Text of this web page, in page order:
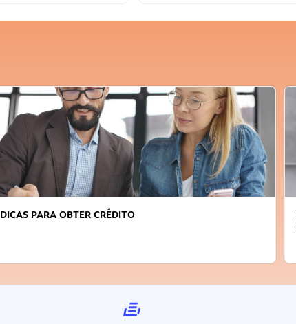
DICAS PARA OBTER CRÉDITO